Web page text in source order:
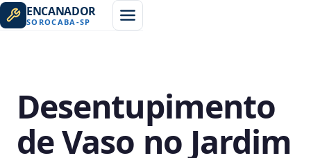
ENCANADOR
SOROCABA -SP
Desentupimento
de Vaso no Jardim